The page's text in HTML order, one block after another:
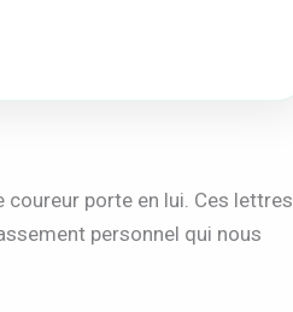
coureur porte en lui. Ces lettres
personnel qui nous